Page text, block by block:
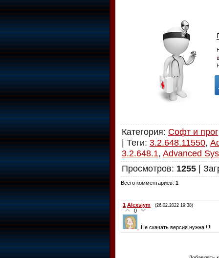
Категория: Софт и
| Теги: 3.2.648.11550,
3.2.648.1, Advanced
Просмотров: 1255 |
Всего комментариев: 1
1 Alexsiym (26.02.2022 19:38)
0
Не скачать версия нужна !!!!